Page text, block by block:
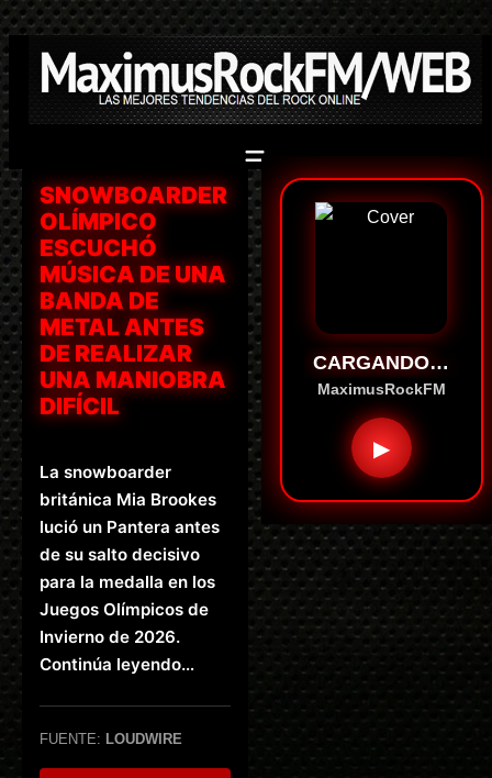
Saltar
al
contenido
SNOWBOARDER
OLÍMPICO
ESCUCHÓ
MÚSICA DE UNA
BANDA DE
METAL ANTES
DE REALIZAR
UNA MANIOBRA
DIFÍCIL
La snowboarder
británica Mia Brookes
lució un Pantera antes
de su salto decisivo
para la medalla en los
Juegos Olímpicos de
Invierno de 2026.
Continúa leyendo…
FUENTE: LOUDWIRE
CARGANDO…
MaximusRockFM
▶